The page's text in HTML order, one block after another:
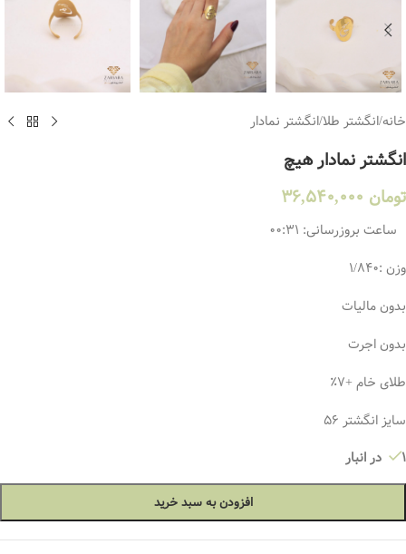
خانه/انگشتر طلا/انگشتر نمادار
انگشتر نمادار هیچ
تومان
ساعت بروزرسانی: 00:31
وزن :۱/۸۴۰
بدون مالیات
بدون اجرت
طلای خام +۷٪
سایز انگشتر ۵۶
1 در انبار
افزودن به سبد خرید